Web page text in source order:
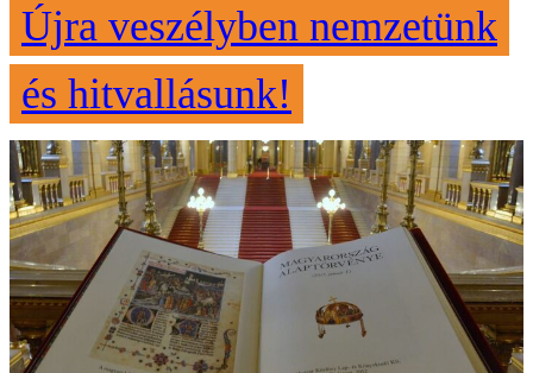
Újra veszélyben nemzetünk
és hitvallásunk!